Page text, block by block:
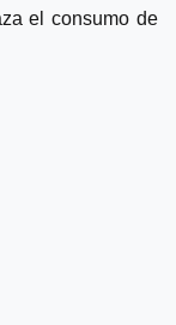
el consumo de